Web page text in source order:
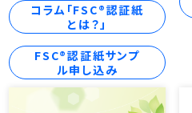
コラム「FSC®認証紙
とは？」
FSC®認証紙サンプ
ル申し込み